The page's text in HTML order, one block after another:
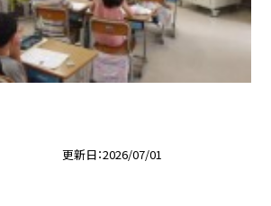
更新日 2026/07/01